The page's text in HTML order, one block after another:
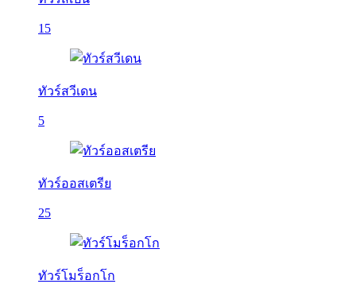
15
ทัวร์สวีเดน
5
ทัวร์ออสเตรีย
25
ทัวร์โมร็อกโก